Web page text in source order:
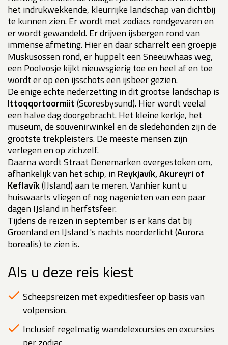
het indrukwekkende, kleurrijke landschap van dichtbij
te kunnen zien. Er wordt met zodiacs rondgevaren en
er wordt gewandeld. Er drijven ijsbergen rond van
immense afmeting. Hier en daar scharrelt een groepje
Muskusossen rond, er huppelt een Sneeuwhaas weg,
een Poolvosje kijkt nieuwsgierig toe en heel af en toe
wordt er op een ijsschots een ijsbeer gezien.
De enige echte nederzetting in dit grootse landschap is
lttoqqortoormiit(Scoresbysund). Hier wordt veelal
een halve dag doorgebracht. Het kleine kerkje, het
museum, de souvenirwinkel en de sledehonden zijn de
grootste trekpleisters. De meeste mensen zijn
verlegen en op zichzelf.
Daarna wordt Straat Denemarken overgestoken om,
afhankelijk van het schip, in Reykjavík,Akureyri of
Keflavík(IJsland) aan te meren. Vanhier kunt u
huiswaarts vliegen of nog nagenieten van een paar
dagen IJsland in herfstsfeer.
Tijdens de reizen in september is er kans dat bij
Groenland en IJsland 's nachts noorderlicht (Aurora
borealis) te zien is.
Als u deze reis kiest
Scheepsreizen met expeditiesfeer op basis van
volpension.
Inclusief regelmatig wandelexcursies en excursies